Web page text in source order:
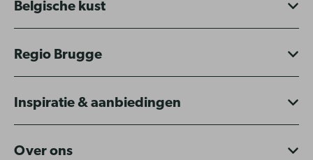
Belgische kust
Regio Brugge
Inspiratie & aanbiedingen
Over ons